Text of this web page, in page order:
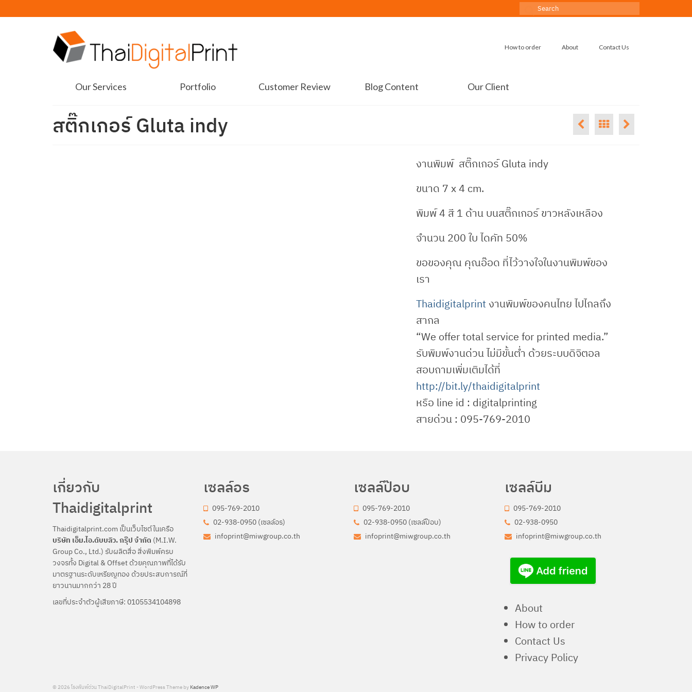
Search
How to order About Contact Us
Our Services Portfolio Customer Review Blog Content Our Client
สติ๊กเกอร์ Gluta indy
งานพิมพ์ สติ๊กเกอร์ Gluta indy
ขนาด 7 x 4 cm.
พิมพ์ 4 สี 1 ด้าน บนสติ๊กเกอร์ ขาวหลังเหลือง
จำนวน 200 ใบ ไดคัท 50%
ขอของคุณ คุณอ๊อด ที่ไว้วางใจในงานพิมพ์ของ
เรา
Thaidigitalprint‬งานพิมพ์ของคนไทย ไปไกลถึง
สากล
“We offer total service for printed media.”
รับพิมพ์งานด่วน ไม่มีขั้นต่ำ ด้วยระบบดิจิตอล
สอบถามเพิ่มเติมได้ที่
http://bit.ly/thaidigitalprint
หรือ line id : digitalprinting
สายด่วน : 095-769-2010
เกี่ยวกับ
Thaidigitalprint
Thaidigitalprint.com เป็นเว็บไซต์ในเครือ
บริษัท เอ็ม.ไอ.ดับบลิว. กรุ๊ป จำกัด (M.I.W.
Group Co., Ltd.) รับผลิตสื่อ สิ่งพิมพ์ครบ
วงจรทั้ง Digital & Offset ด้วยคุณภาพที่ได้รับ
มาตรฐานระดับเหรียญทอง ด้วยประสบการณ์ที่
ยาวนานมากกว่า 28 ปี
เลขที่ประจำตัวผู้เสียภาษี: 0105534104898
เซลล์อร
095-769-2010
02-938-0950 (เซลล์อร)
infoprint@miwgroup.co.th
เซลล์ป๊อบ
095-769-2010
02-938-0950 (เซลล์ป๊อบ)
infoprint@miwgroup.co.th
เซลล์บีม
095-769-2010
02-938-0950
infoprint@miwgroup.co.th
About
How to order
Contact Us
Privacy Policy
© 2026 โรงพิมพ์ด่วน ThaiDigitalPrint - WordPress Theme by Kadence WP